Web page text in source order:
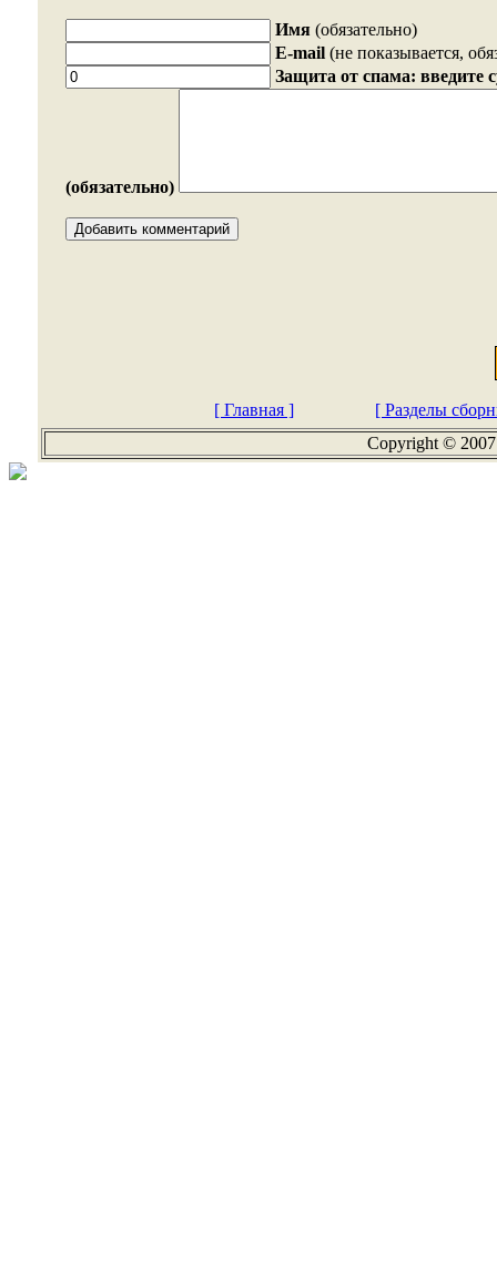
Имя (обязательно)
E-mail (не показывается,
Защита от спама: введите
(обязательно)
[ Главная ]
[ Разделы
Copyright ©